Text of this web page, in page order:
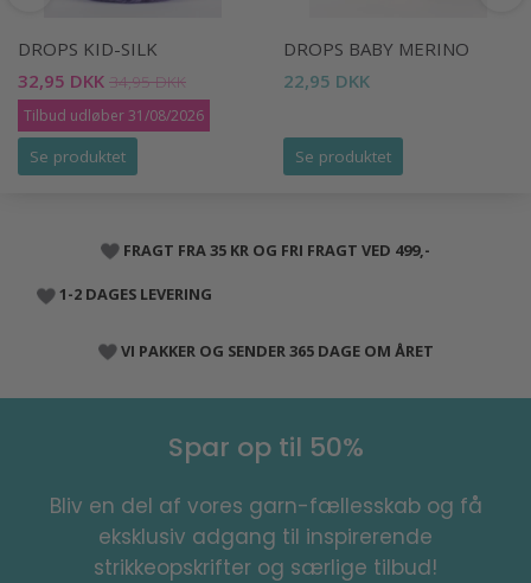
DROPS KID-SILK
32,95 DKK 34,95 DKK
Tilbud udløber 31/08/2026
Se produktet
DROPS BABY MERINO
22,95 DKK
Se produktet
FRAGT FRA 35 KR OG FRI FRAGT VED 499,-
1-2 DAGES LEVERING
VI PAKKER OG SENDER 365 DAGE OM ÅRET
Spar op til 50%
Bliv en del af vores garn-fællesskab og få
eksklusiv adgang til inspirerende
strikkeopskrifter og særlige tilbud!